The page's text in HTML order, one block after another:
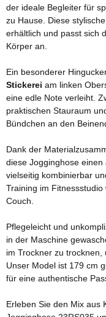
der ideale Begleiter für
zu Hause. Diese
erhältlich und passt sich
Körper an.
Ein besonderer
Stickerei am linken
eine edle Note verleiht.
praktischen Stauraum
Bündchen an den
Dank der
diese Jogginghose
vielseitig kombinierbar
Training im
Couch.
Pflegeleicht und
in der Maschine
im Trockner zu trocknen,
Unser Model ist 179 cm
für eine authentische
Erleben Sie den Mix aus